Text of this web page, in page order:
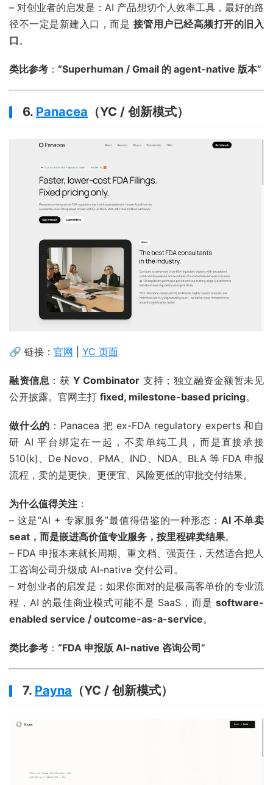
– 对创业者的启发是：AI 产品想切个人效率工具，最好的路
径不一定是新建入口，而是 接管用户已经高频打开的旧入
口 。
类比参考 ： “Superhuman / Gmail 的 agent-native 版本”
6. Panacea （YC / 创新模式）
🔗 链接： 官网 YC 页面
融资信息 ：获 Y Combinator 支持；独立融资金额暂未见
公开披露。官网主打 fixed, milestone-based pricing。
做什么的 ：Panacea 把 ex-FDA regulatory experts 和自
研 AI 平台绑定在一起，不卖单纯工具，而是直接承接
510(k)、De Novo、PMA、IND、NDA、BLA 等 FDA 申报
流程，卖的是更快、更便宜、风险更低的审批交付结果。
为什么值得关注 ：
– 这是“AI + 专家服务”最值得借鉴的一种形态： AI 不单卖
seat，而是嵌进高价值专业服务，按里程碑卖结果。
– FDA 申报本来就长周期、重文档、强责任，天然适合把人
工咨询公司升级成 AI-native 交付公司。
– 对创业者的启发是：如果你面对的是极高客单价的专业流
程，AI 的最佳商业模式可能不是 SaaS，而是 software-
enabled service / outcome-as-a-service。
类比参考 ： “FDA 申报版 AI-native 咨询公司”
7. Payna （YC / 创新模式）